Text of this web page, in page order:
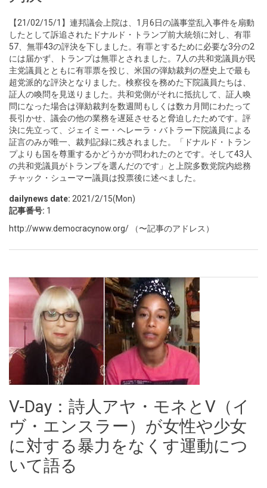
【21/02/15/1】連邦議会上院は、1月6日の議事堂乱入事件を扇動
したとして訴追されたドナルド・トランプ前大統領に対し、有罪
57、無罪43の評決を下しました。有罪とするために必要な3分の2
には届かず、トランプは無罪とされました。7人の共和党議員が民
主党議員とともに有罪票を投じ、米国の弾劾裁判の歴史上で最も
超党派的な評決となりました。検察役を務めた下院議員たちは、
証人の喚問を見送りました。共和党側がそれに抵抗して、証人喚
問になった場合は弾劾裁判を数週間もしくは数カ月間にわたって
長引かせ、議会の他の業務を遅延させると脅迫したためです。評
決に先立って、ジェイミー・ヘレーラ・バトラー下院議員による
証言のみが唯一、裁判記録に残されました。「ドナルド・トラン
プよりも国を尊重するかどうかが問われたのとです。そして43人
の共和党議員がトランプを選んだのです」と上院多数党院内総務
チャック・シューマー議員は投票後に述べました。
dailynews date: 2021/2/15(Mon)
記事番号: 1
http://www.democracynow.org/
（〜記事のアドレス）
V-Day：詩人アヤ・モネとV（イ
ヴ・エンスラー）が女性や少女
に対する暴力をなくす運動につ
いて語る